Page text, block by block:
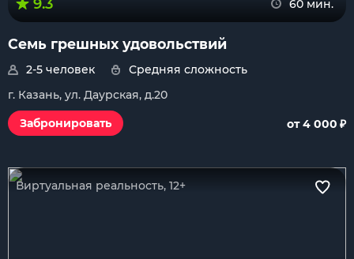
9.3 60 мин.
Семь грешных удовольствий
2-5 человек
Средняя сложность
г. Казань, ул. Даурская, д.20
Забронировать
от 4 000 ₽
Виртуальная реальность, 12+